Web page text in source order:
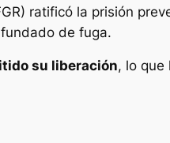
ratificó la prisión
de fuga.
su liberación, lo que